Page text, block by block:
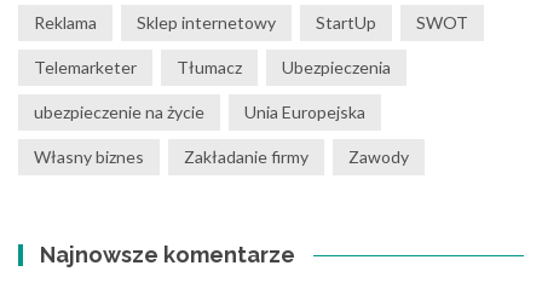
Reklama Sklep internetowy StartUp SWOT
Telemarketer Tłumacz Ubezpieczenia
ubezpieczenie na życie Unia Europejska
Własny biznes Zakładanie firmy Zawody
Najnowsze komentarze